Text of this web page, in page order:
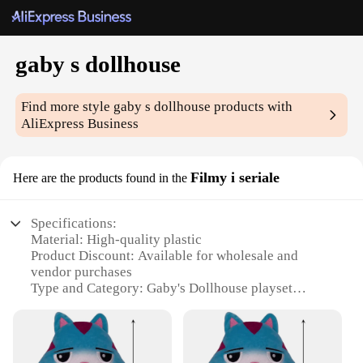
gaby s dollhouse
Find more style gaby s dollhouse products with
AliExpress Business
Here are the products found in the Filmy i seriale
Specifications:
Material: High-quality plastic
Product Discount: Available for wholesale and
vendor purchases
Type and Category: Gaby's Dollhouse playset
series
Usage and Purpose: Encourages imaginative play
and storytelling